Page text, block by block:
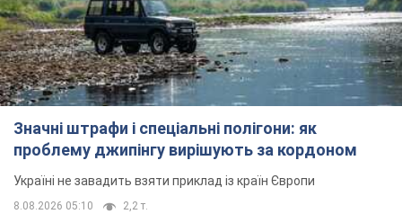
Значні штрафи і спеціальні полігони: як
проблему джипінгу вирішують за кордоном
Україні не завадить взяти приклад із країн Європи
8.08.2026 05:10 2,2 т.